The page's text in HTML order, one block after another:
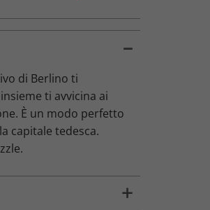
di Berlino ti
ti avvicina ai
È un modo perfetto
capitale tedesca.